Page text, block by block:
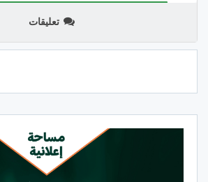
تعليقات